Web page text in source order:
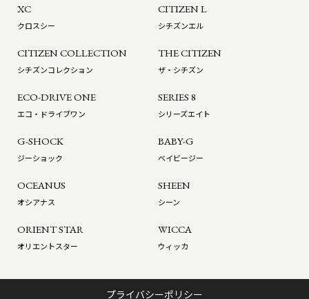
XC
クロスシー
CITIZEN L
シチズンエル
CITIZEN COLLECTION
シチズンコレクション
THE CITIZEN
ザ・シチズン
ECO-DRIVE ONE
エコ・ドライブワン
SERIES 8
シリーズエイト
G-SHOCK
ジーショック
BABY-G
ベイビージー
OCEANUS
オシアナス
SHEEN
シーン
ORIENT STAR
オリエントスター
WICCA
ウィッカ
プライバシーポリシー